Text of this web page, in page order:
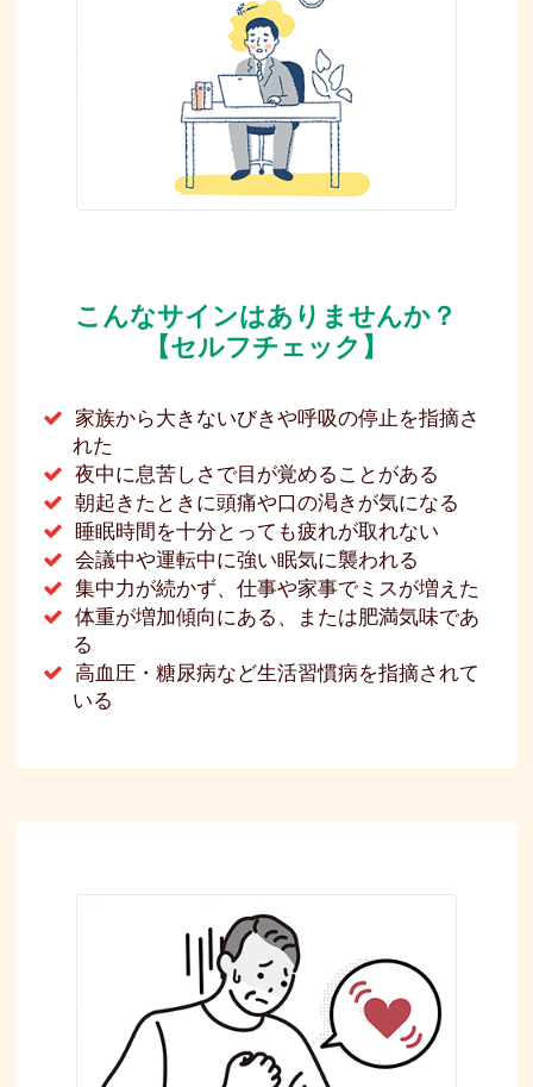
こんなサインはありませんか？
【セルフチェック】
家族から大きないびきや呼吸の停止を指摘さ
れた
夜中に息苦しさで目が覚めることがある
朝起きたときに頭痛や口の渇きが気になる
睡眠時間を十分とっても疲れが取れない
会議中や運転中に強い眠気に襲われる
集中力が続かず、仕事や家事でミスが増えた
体重が増加傾向にある、または肥満気味であ
る
高血圧・糖尿病など生活習慣病を指摘されて
いる